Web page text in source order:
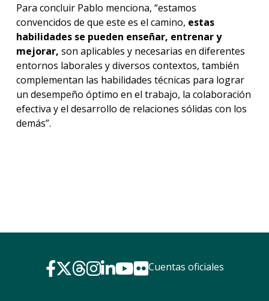
Para concluir Pablo menciona, “estamos
convencidos de que este es el camino, estas
habilidades se pueden enseñar, entrenar y
mejorar, son aplicables y necesarias en diferentes
entornos laborales y diversos contextos, también
complementan las habilidades técnicas para lograr
un desempeño óptimo en el trabajo, la colaboración
efectiva y el desarrollo de relaciones sólidas con los
demás”.
Cuentas oficiales